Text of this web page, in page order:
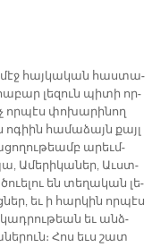
մէջ հայ­կա­կան հաս­տա­
լե­զուն պի­տի որ­
որ­պէս փո­խա­րի­նող
հա­մա­ձայն քայլ
ա­րեւմ­
Ա­մե­րի­կա­ներ, Աւստ­
են տե­ղա­կան լե­
եւ ի հար­կին որ­պէս
եւ անձ­
Հոս եւս շատ